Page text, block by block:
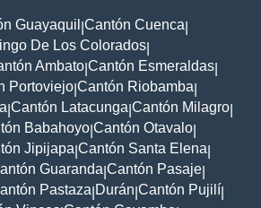
Guayaquil Cantón Cuenca
De Los Colorados
Ambato Cantón Esmeraldas
Portoviejo Cantón Riobamba
Cantón Latacunga Cantón Milagro
Babahoyo Cantón Otavalo
Jipijapa Cantón Santa Elena
Guaranda Cantón Pasaje
Pastaza Durán Cantón Pujilí